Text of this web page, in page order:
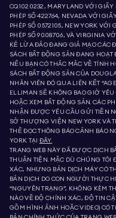
CQ1020232, MARYLAND VỚI GIẤY
PHÉP SỐ 422764, NEVADA VỚI
PHÉP SỐ 0572105, NEW YORK VỚI
PHÉP SỐ 9008706, VÀ VIRGINIA
KẺ LỪA ĐẢO ĐANG GIẢ MẠO CÁC
SÁCH BẤT ĐỘNG SẢN ĐANG HOẠT
NẾU BẠN CÓ THẮC MẮC VỀ TÍNH
SÁCH BẤT ĐỘNG SẢN CỦA
NHÂN VIÊN ĐÓ QUA LIÊN KẾT
ELLIMAN SẼ KHÔNG BAO GIỜ
HOẶC XEM BẤT ĐỘNG SẢN. CÁC
NHẬN ĐƯỢC YÊU CẦU GỬI TIỀN
SỞ THƯỢNG VIỆN NEW YORK VÀ
THỂ ĐỌC THÔNG BÁO CẢNH BÁO
YORK TẠI
ĐÂY.
TRANG WEB NÀY ĐÃ ĐƯỢC DỊCH
THUẬN TIỆN. MẶC DÙ CHÚNG TÔI
XÁC, NHƯNG BẢN DỊCH MÁY CÓ
BẢN DỊCH DO CON NGƯỜI THỰC
“NGUYÊN TRẠNG”, KHÔNG KÈM
NÀO VỀ ĐỘ CHÍNH XÁC, ĐỘ TIN
GỒM HÌNH ẢNH HOẶC VIDEO) CÓ